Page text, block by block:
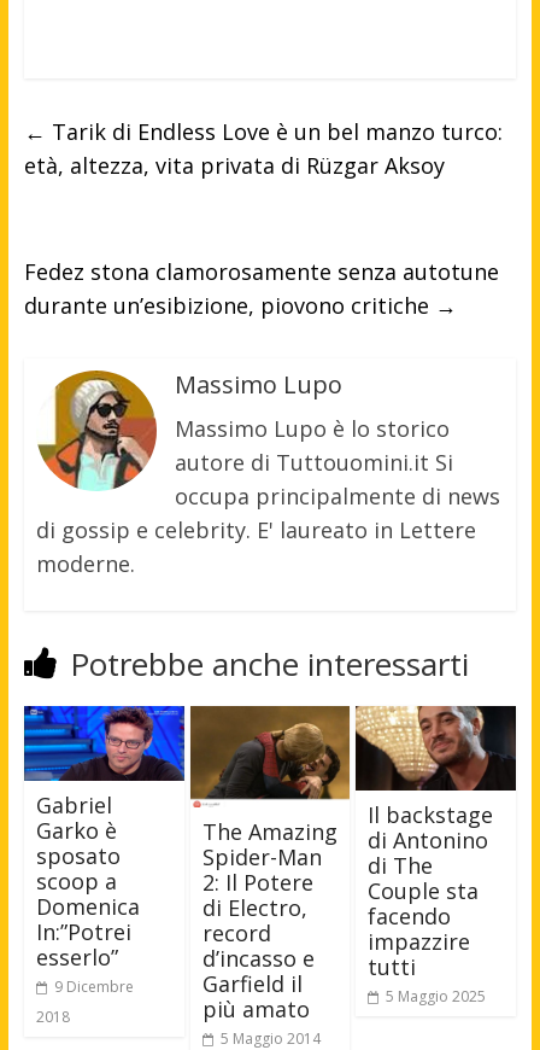
← Tarik di Endless Love è un bel manzo turco:
età, altezza, vita privata di Rüzgar Aksoy
Fedez stona clamorosamente senza autotune
durante un’esibizione, piovono critiche →
Massimo Lupo
Massimo Lupo è lo storico
autore di Tuttouomini.it Si
occupa principalmente di news
di gossip e celebrity. E' laureato in Lettere
moderne.
Potrebbe anche interessarti
Gabriel
Garko è
sposato
scoop a
Domenica
In:”Potrei
esserlo”
9 Dicembre
2018
The Amazing
Spider-Man
2: Il Potere
di Electro,
record
d’incasso e
Garfield il
più amato
5 Maggio 2014
Il backstage
di Antonino
di The
Couple sta
facendo
impazzire
tutti
5 Maggio 2025